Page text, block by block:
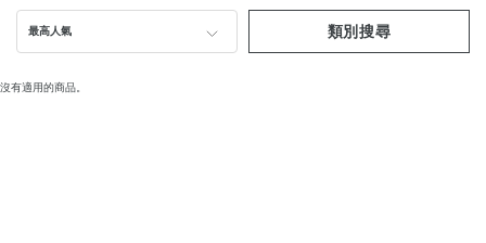
最高人氣 類別搜尋
沒有適用的商品。